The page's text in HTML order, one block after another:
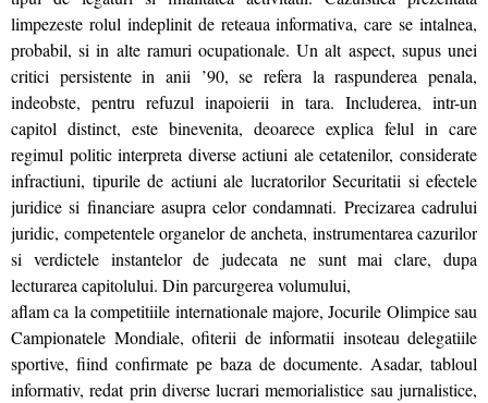
limpezeste rolul indeplinit de reteaua informativa, care se intalnea,
probabil, si in alte ramuri ocupationale. Un alt aspect, supus unei
critici persistente in anii ’90, se refera la raspunderea penala,
indeobste, pentru refuzul inapoierii in tara. Includerea, intr-un
capitol distinct, este binevenita, deoarece explica felul in care
regimul politic interpreta diverse actiuni ale cetatenilor, considerate
infractiuni, tipurile de actiuni ale lucratorilor Securitatii si efectele
juridice si financiare asupra celor condamnati. Precizarea cadrului
juridic, competentele organelor de ancheta, instrumentarea cazurilor
si verdictele instantelor de judecata ne sunt mai clare, dupa
lecturarea capitolului. Din parcurgerea volumului,
aflam ca la competitiile internationale majore, Jocurile Olimpice sau
Campionatele Mondiale, ofiterii de informatii insoteau delegatiile
sportive, fiind confirmate pe baza de documente. Asadar, tabloul
informativ, redat prin diverse lucrari memorialistice sau jurnalistice,